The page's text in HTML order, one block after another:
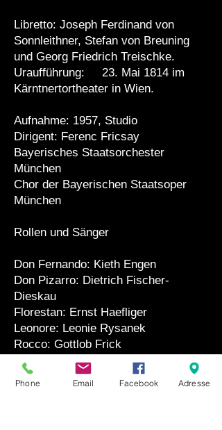
Libretto: Joseph Ferdinand von
Sonnleithner, Stefan von Breuning
und Georg Friedrich Treischke.
Uraufführung: 23. Mai 1814 im
Kärntnertortheater in Wien.
Aufnahme: 1957, Studio
Dirigent: Ferenc Fricsay
Bayerisches Staatsorchester
München
Chor der Bayerischen Staatsoper
München
Rollen und Sänger
Don Fernando: Kieth Engen
Don Pizarro: Dietrich Fischer-
Dieskau
Florestan: Ernst Haefliger
Leonore: Leonie Rysanek
Rocco: Gottlob Frick
Marzelline, dessen Tochter: Irmgard
Seefried
Phone Email Facebook Adresse